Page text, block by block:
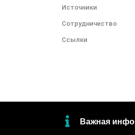
Источники
Сотрудничество
Ссылки
Важная